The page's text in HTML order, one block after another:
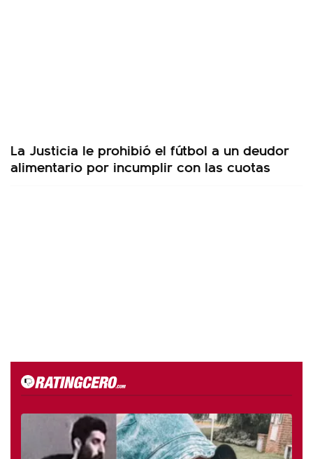
La Justicia le prohibió el fútbol a un deudor
alimentario por incumplir con las cuotas